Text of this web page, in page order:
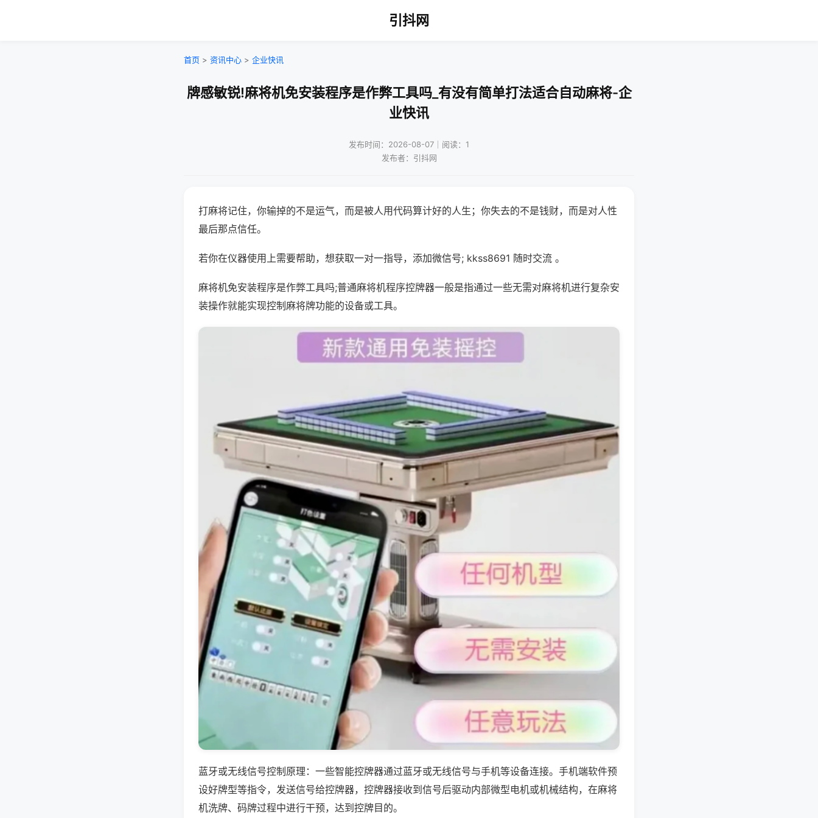
引抖网
首页 > 资讯中心 > 企业快讯
牌感敏锐!麻将机免安装程序是作弊工具吗_有没有简单打法适合自动麻将-企
业快讯
发布时间：2026-08-07｜阅读：1
发布者：引抖网
打麻将记住，你输掉的不是运气，而是被人用代码算计好的人生；你失去的不是钱财，而是对人性
最后那点信任。
若你在仪器使用上需要帮助，想获取一对一指导，添加微信号; kkss8691 随时交流 。
麻将机免安装程序是作弊工具吗;普通麻将机程序控牌器一般是指通过一些无需对麻将机进行复杂安
装操作就能实现控制麻将牌功能的设备或工具。
蓝牙或无线信号控制原理：一些智能控牌器通过蓝牙或无线信号与手机等设备连接。手机端软件预
设好牌型等指令，发送信号给控牌器，控牌器接收到信号后驱动内部微型电机或机械结构，在麻将
机洗牌、码牌过程中进行干预，达到控牌目的。